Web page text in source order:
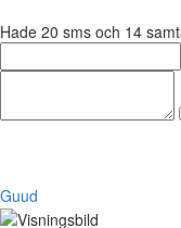
Hade 20 sms och 14
Guud